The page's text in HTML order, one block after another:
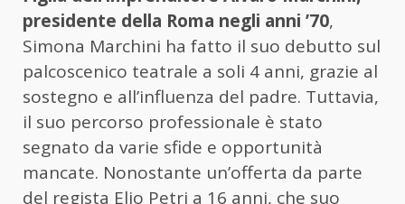
presidente della Roma negli anni ’70,
Simona Marchini ha fatto il suo debutto sul
palcoscenico teatrale a soli 4 anni, grazie al
sostegno e all’influenza del padre. Tuttavia,
il suo percorso professionale è stato
segnato da varie sfide e opportunità
mancate. Nonostante un’offerta da parte
del regista Elio Petri a 16 anni, che suo